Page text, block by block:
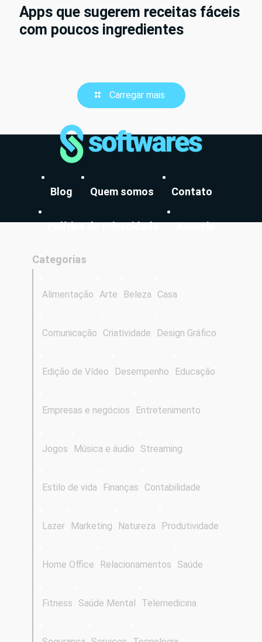
Apps que sugerem receitas fáceis
com poucos ingredientes
Carregar mais
Blog Quem somos Contato
Política de Privacidade Anuncie
Categorias
Alimentação Arte Beleza Casa
Comunicação Criatividade Design Gráfico
Edição de Vídeo Desempenho Educação
Empresas e negócios Entretenimento
Jogos Música e áudio Streaming
Estilo de vida Finanças Contabilidade
Lazer Marketing Natureza Produtividade
Home Office Relacionamentos Saúde
Fitness Saúde Mental Telemedicina